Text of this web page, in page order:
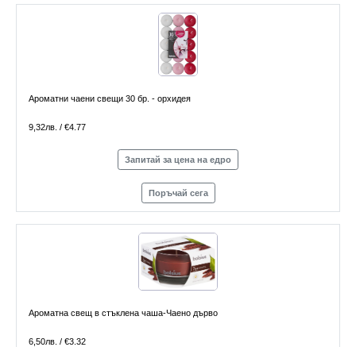
Ароматни чаени свещи 30 бр. - орхидея
9,32лв. / €4.77
Запитай за цена на едро
Поръчай сега
Ароматна свещ в стъклена чаша-Чаено дърво
6,50лв. / €3.32